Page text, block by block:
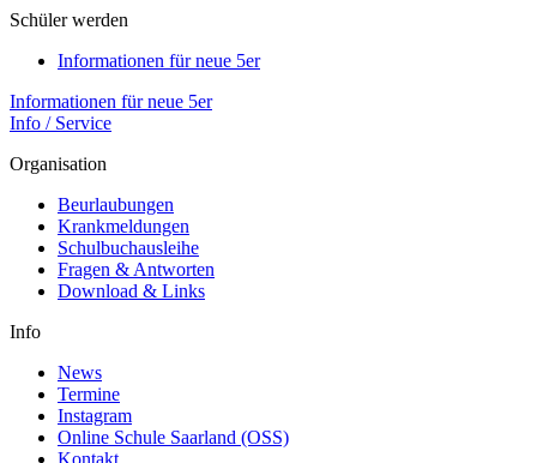
Schüler werden
Informationen für neue 5er
Informationen für neue 5er
Info / Service
Organisation
Beurlaubungen
Krankmeldungen
Schulbuchausleihe
Fragen & Antworten
Download & Links
Info
News
Termine
Instagram
Online Schule Saarland (OSS)
Kontakt